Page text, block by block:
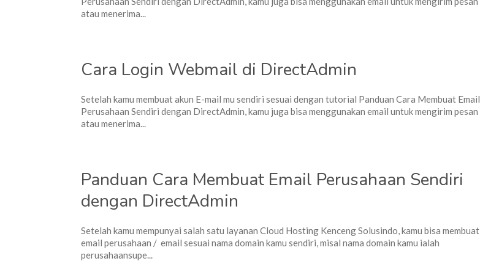
atau menerima...
Cara Login Webmail di DirectAdmin
Setelah kamu membuat akun E-mail mu sendiri sesuai dengan tutorial Panduan Cara Membuat Email
Perusahaan Sendiri dengan DirectAdmin, kamu juga bisa menggunakan email untuk mengirim pesan
atau menerima...
Panduan Cara Membuat Email Perusahaan Sendiri
dengan DirectAdmin
Setelah kamu mempunyai salah satu layanan Cloud Hosting Kenceng Solusindo, kamu bisa membuat
email perusahaan / email sesuai nama domain kamu sendiri, misal nama domain kamu ialah
perusahaansupe...